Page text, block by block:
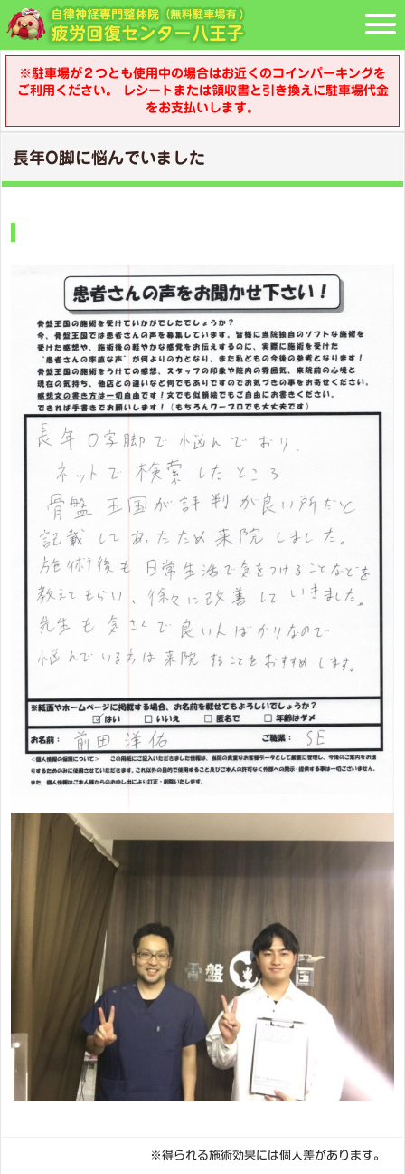
※駐車場が２つとも使用中の場合はお近くのコインパーキングを
ご利用ください。 レシートまたは領収書と引き換えに駐車場代金
をお支払いします。
長年O脚に悩んでいました
※得られる施術効果には個人差があります。